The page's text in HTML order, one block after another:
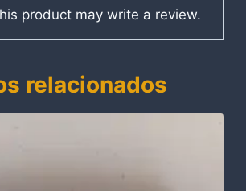
product may write a review.
relacionados